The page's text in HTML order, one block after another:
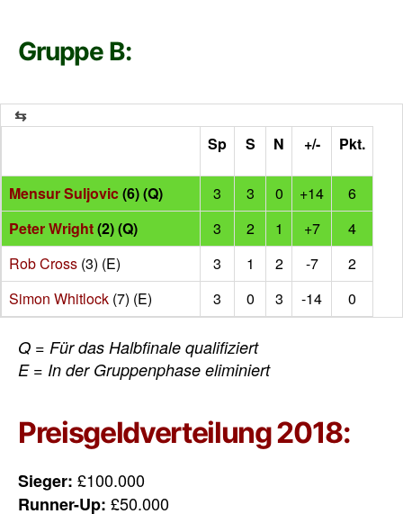
Gruppe B:
Sp S N +/- Pkt.
Mensur Suljovic(6) (Q) 3 3 0 +14
6
Peter Wright(2) (Q) 3 2 1 +7
4
Rob Cross (3) (E) 3 1 2 -7
2
Simon Whitlock (7) (E) 3 0 3 -14 0
Q = Für das Halbfinale qualifiziert
E = In der Gruppenphase eliminiert
Preisgeldverteilung 2018:
Sieger: £100.000
Runner-Up: £50.000